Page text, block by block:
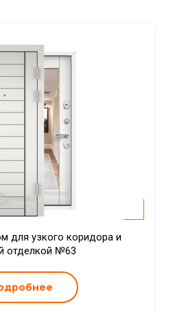
для узкого коридора и
отделкой №63